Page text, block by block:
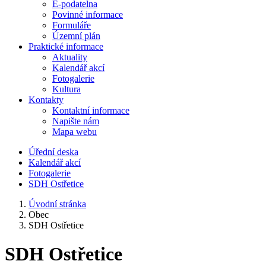
E-podatelna
Povinné informace
Formuláře
Územní plán
Praktické informace
Aktuality
Kalendář akcí
Fotogalerie
Kultura
Kontakty
Kontaktní informace
Napište nám
Mapa webu
Úřední deska
Kalendář akcí
Fotogalerie
SDH Ostřetice
Úvodní stránka
Obec
SDH Ostřetice
SDH Ostřetice